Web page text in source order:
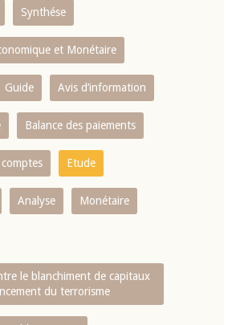
Synthése
et Monétaire
Guide Avis d’information
Balance des paiements
Etude
Analyse Monétaire
le blanchiment de capitaux
du terrorisme